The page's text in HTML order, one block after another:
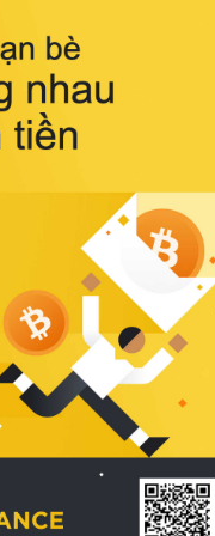
xác của phần đệm nâng đỡ
đó, việc lựa chọn các dòng
đạt chuẩn chất lượng quốc
ngăn ngừa tình trạng kích
và nấm mốc trong điều kiện
nóng ẩm. Bạn có thể tìm hiểu
nghiên cứu khoa học về tác
giấc ngủ và môi trường
ngủ đối với sức khỏe con
tại Sleep Foundation (External
có cái nhìn toàn diện hơn.
tiêu chí vàng khi lựa chọn
gối đệm cao cấp cho phòng
một bộ chăn ga gối đệm
hoàn hảo cả về thẩm mỹ lẫn
người tiêu dùng cần cân
lưỡng các tiêu chí quan trọng